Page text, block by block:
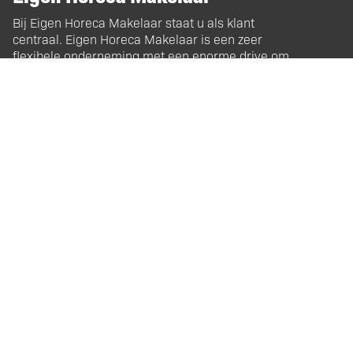
Bij Eigen Horeca Makelaar staat u als klant
centraal. Eigen Horeca Makelaar is een zeer
flexibele onderneming met een enorme drive om